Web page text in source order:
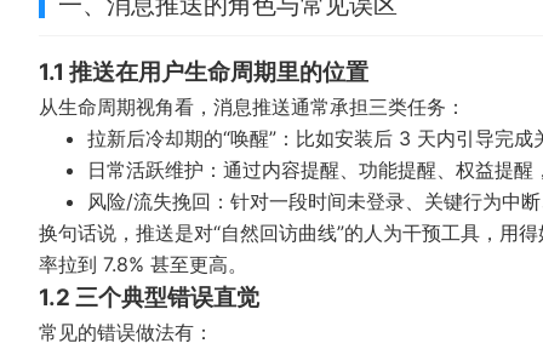
1.1 推送在用户生命周期里的位置
从生命周期视角看，消息推送通常承担三类任务：
拉新后冷却期的“唤醒”：比如安装后 3 天内引导完
日常活跃维护：通过内容提醒、功能提醒、权益提醒
风险/流失挽回：针对一段时间未登录、关键行为中
换句话说，推送是对“自然回访曲线”的人为干预工具，用
率拉到 7.8% 甚至更高。
1.2 三个典型错误直觉
常见的错误做法有：